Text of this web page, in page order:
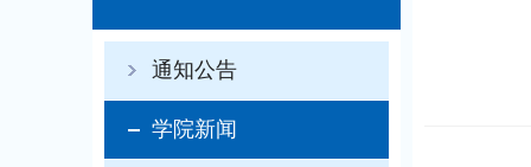
通知公告
学院新闻